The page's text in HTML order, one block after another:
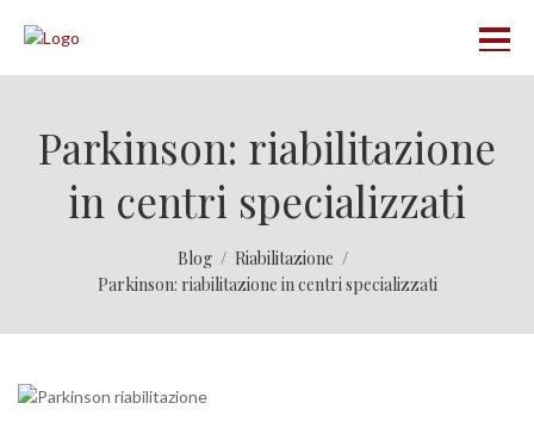
Parkinson: riabilitazione
in centri specializzati
Blog
Riabilitazione
Parkinson: riabilitazione in centri specializzati